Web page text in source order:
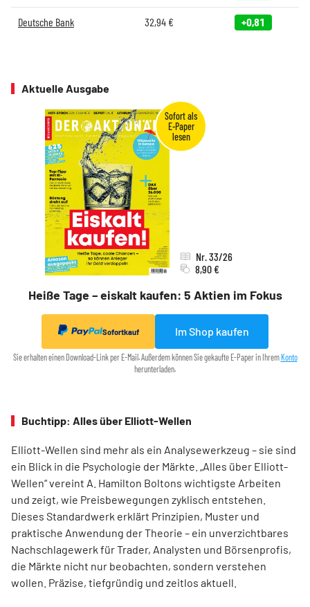
Deutsche Bank 32,94 € +0,81
Aktuelle Ausgabe
Heiße Tage – eiskalt kaufen: 5 Aktien im Fokus
Nr. 33/26
8,90 €
Sofortkauf Im Shop kaufen
Sie erhalten einen Download-Link per E-Mail. Außerdem können Sie gekaufte E-Paper in Ihrem Konto
herunterladen.
Buchtipp: Alles über Elliott-Wellen
Elliott-Wellen sind mehr als ein Analysewerkzeug – sie sind
ein Blick in die Psychologie der Märkte. „Alles über Elliott-
Wellen“ vereint A. Hamilton Boltons wichtigste Arbeiten
und zeigt, wie Preisbewegungen zyklisch entstehen.
Dieses Standardwerk erklärt Prinzipien, Muster und
praktische Anwendung der Theorie – ein unverzichtbares
Nachschlagewerk für Trader, Analysten und Börsenprofis,
die Märkte nicht nur beobachten, sondern verstehen
wollen. Präzise, tiefgründig und zeitlos aktuell.